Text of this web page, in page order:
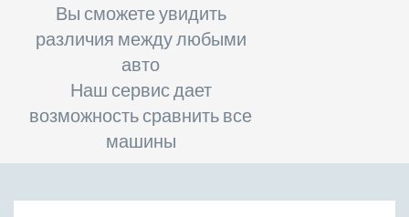
Вы сможете увидить
различия между любыми
авто
Наш сервис дает
возможность сравнить все
машины